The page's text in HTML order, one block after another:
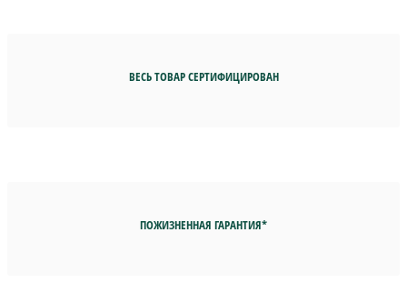
ВЕСЬ ТОВАР СЕРТИФИЦИРОВАН
ПОЖИЗНЕННАЯ ГАРАНТИЯ*